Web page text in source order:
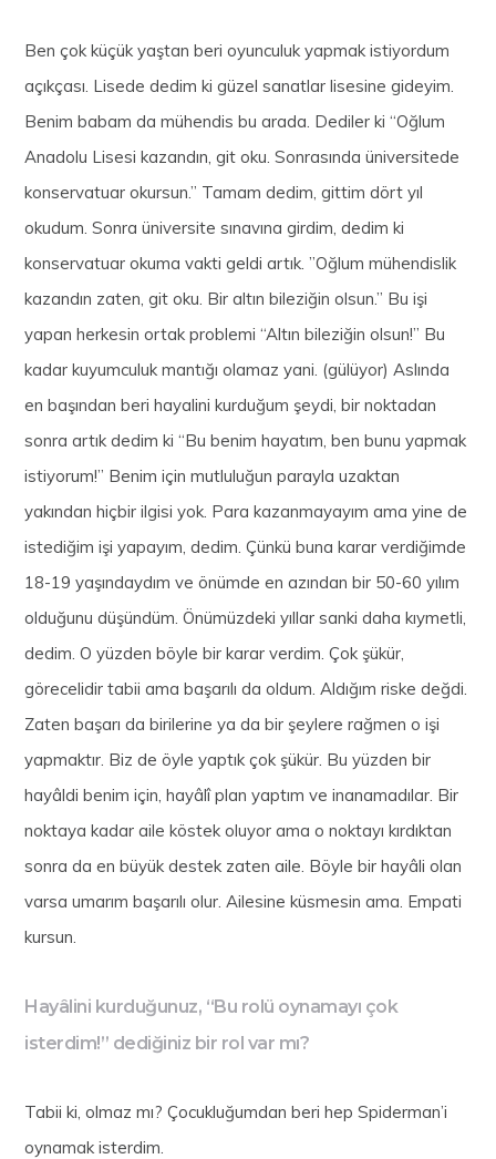
Ben çok küçük yaştan beri oyunculuk yapmak istiyordum
açıkçası. Lisede dedim ki güzel sanatlar lisesine gideyim.
Benim babam da mühendis bu arada. Dediler ki “Oğlum
Anadolu Lisesi kazandın, git oku. Sonrasında üniversitede
konservatuar okursun.” Tamam dedim, gittim dört yıl
okudum. Sonra üniversite sınavına girdim, dedim ki
konservatuar okuma vakti geldi artık. ”Oğlum mühendislik
kazandın zaten, git oku. Bir altın bileziğin olsun.” Bu işi
yapan herkesin ortak problemi “Altın bileziğin olsun!” Bu
kadar kuyumculuk mantığı olamaz yani. (gülüyor) Aslında
en başından beri hayalini kurduğum şeydi, bir noktadan
sonra artık dedim ki “Bu benim hayatım, ben bunu yapmak
istiyorum!” Benim için mutluluğun parayla uzaktan
yakından hiçbir ilgisi yok. Para kazanmayayım ama yine de
istediğim işi yapayım, dedim. Çünkü buna karar verdiğimde
18-19 yaşındaydım ve önümde en azından bir 50-60 yılım
olduğunu düşündüm. Önümüzdeki yıllar sanki daha kıymetli,
dedim. O yüzden böyle bir karar verdim. Çok şükür,
görecelidir tabii ama başarılı da oldum. Aldığım riske değdi.
Zaten başarı da birilerine ya da bir şeylere rağmen o işi
yapmaktır. Biz de öyle yaptık çok şükür. Bu yüzden bir
hayâldi benim için, hayâlî plan yaptım ve inanamadılar. Bir
noktaya kadar aile köstek oluyor ama o noktayı kırdıktan
sonra da en büyük destek zaten aile. Böyle bir hayâli olan
varsa umarım başarılı olur. Ailesine küsmesin ama. Empati
kursun.
Hayâlini kurduğunuz, “Bu rolü oynamayı çok
isterdim!” dediğiniz bir rol var mı?
Tabii ki, olmaz mı? Çocukluğumdan beri hep Spiderman’i
oynamak isterdim.